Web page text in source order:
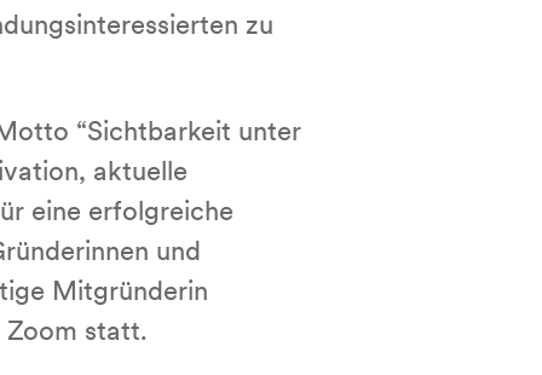
zu
“Sichtbarkeit unter
aktuelle
eine erfolgreiche
und
Mitgründerin
Zoom statt.